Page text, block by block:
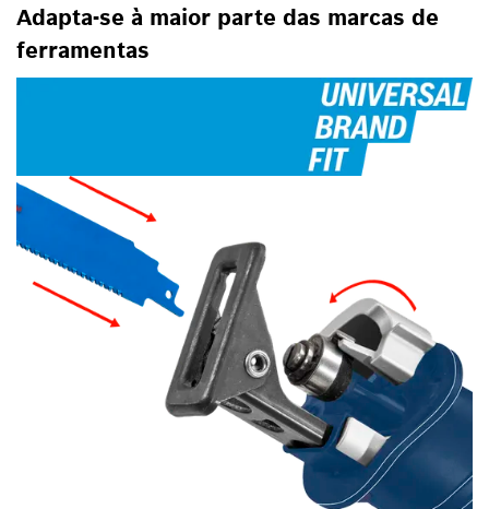
Adapta-se à maior parte das marcas de
ferramentas